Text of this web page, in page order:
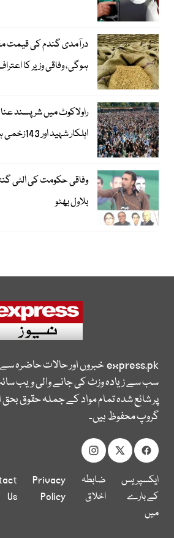
درآمدی گندم کی قیمت
ہوگی، وفاقی وزیر کا
اہلکار شہید اور 143زخمی ہوئے، آزاد کشمیر حکومت
وفاقی حکومت کی الٹی
بلاول بھٹو
express.pkخبروں اور حالات حاضرہ
سب سے زیادہ وزٹ کی جانے والی ویب
پر شائع شدہ تمام مواد کے جملہ حقوق
گروپ محفوظ ہیں۔
ایکسپریس
کے بارے
میں
ضابطہ
اخلاق
Privacy
Policy
Us